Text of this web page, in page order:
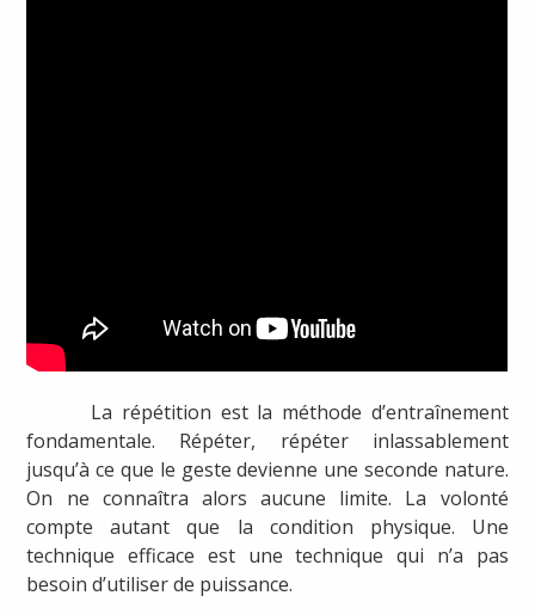
La répétition est la méthode d’entraînement
fondamentale. Répéter, répéter inlassablement
jusqu’à ce que le geste devienne une seconde nature.
On ne connaîtra alors aucune limite. La volonté
compte autant que la condition physique. Une
technique efficace est une technique qui n’a pas
besoin d’utiliser de puissance.